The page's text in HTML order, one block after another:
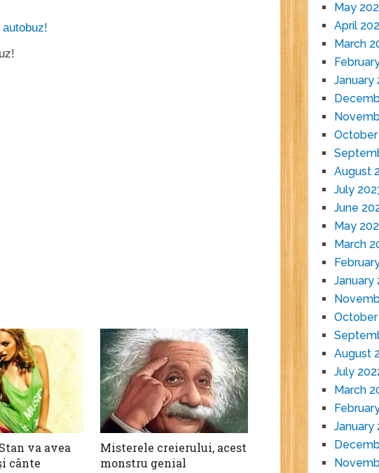
va avea
cânte
Misterele creierului, acest
monstru genial
May
April
March
January
October
August
July
June
May
March
January
August
July
March
January